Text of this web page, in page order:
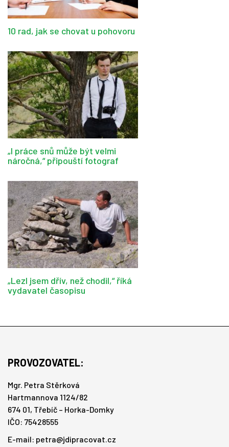
10 rad, jak se chovat u pohovoru
„I práce snů může být velmi
náročná,“ připouští fotograf
„Lezl jsem dřív, než chodil,“ říká
vydavatel časopisu
PROVOZOVATEL:
Mgr. Petra Stěrková
Hartmannova 1124/82
674 01, Třebíč – Horka-Domky
IČO: 75428555
E-mail: petra@jdipracovat.cz